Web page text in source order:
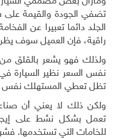
تضفي الجودة والقيمة على
الجلد دائما تعبيرا عن
راقية، فإن العميل سوف
ولذلك فهو يشعر بالقلق
نفس السعر نظير السيارة
تظل تعطي المستهلك نفس
ولكن ذلك لا يعني أن
تعمل بشكل نشط على
للخامات التي تستخدمها.